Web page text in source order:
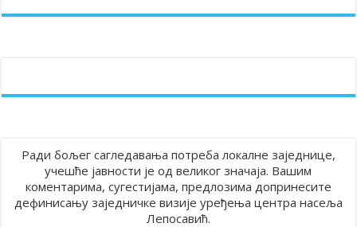
Ради бољег сагледавања потреба локалне заједнице,
учешће јавности је од великог значаја. Вашим
коментарима, сугестијама, предлозима допринесите
дефинисању заједничке визије уређења центра насеља
Лепосавић.